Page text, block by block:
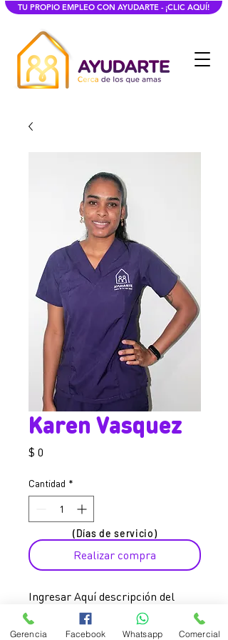
TU PROPIO EMPLEO CON AYUDARTE - ¡CLIC AQUÍ!
Karen Vasquez
$ 0
Cantidad *
Realizar compra
Ingresar Aquí descripción del
Si te gusto, da clic en el botón de
(Días de servicio)
Gerencia Facebook Whatsapp Comercial